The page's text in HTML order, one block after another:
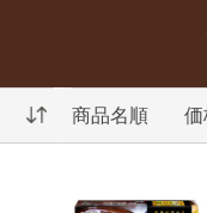
商品名順 価